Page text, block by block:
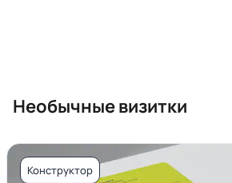
Необычные визитки
Конструктор